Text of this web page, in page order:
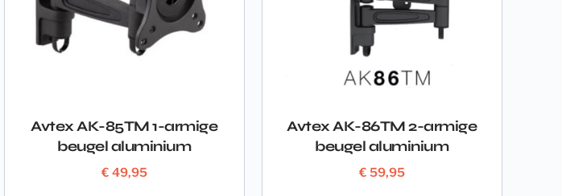
Avtex AK-85TM 1-armige
beugel aluminium
€ 49,95
Avtex AK-86TM 2-armige
beugel aluminium
€ 59,95